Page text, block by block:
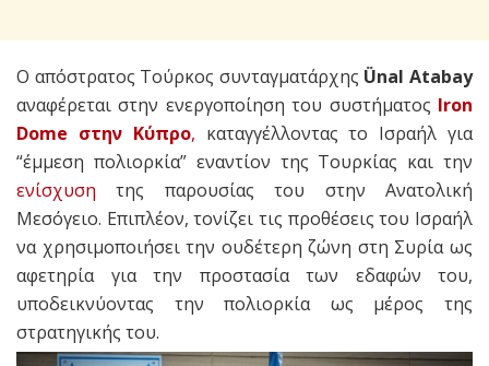
Ο απόστρατος Τούρκος συνταγματάρχης Ünal Atabay
αναφέρεται στην ενεργοποίηση του συστήματος Iron
Dome στην Κύπρο, καταγγέλλοντας το Ισραήλ για
“έμμεση πολιορκία” εναντίον της Τουρκίας και την
ενίσχυση της παρουσίας του στην Ανατολική
Μεσόγειο. Επιπλέον, τονίζει τις προθέσεις του Ισραήλ
να χρησιμοποιήσει την ουδέτερη ζώνη στη Συρία ως
αφετηρία για την προστασία των εδαφών του,
υποδεικνύοντας την πολιορκία ως μέρος της
στρατηγικής του.